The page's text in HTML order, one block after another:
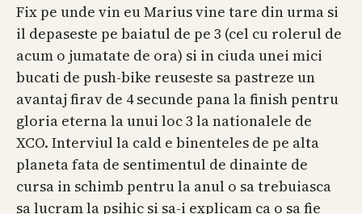
Fix pe unde vin eu Marius vine tare din urma si
il depaseste pe baiatul de pe 3 (cel cu rolerul de
acum o jumatate de ora) si in ciuda unei mici
bucati de push-bike reuseste sa pastreze un
avantaj firav de 4 secunde pana la finish pentru
gloria eterna la unui loc 3 la nationalele de
XCO. Interviul la cald e binenteles de pe alta
planeta fata de sentimentul de dinainte de
cursa in schimb pentru la anul o sa trebuiasca
sa lucram la psihic si sa-i explicam ca o sa fie